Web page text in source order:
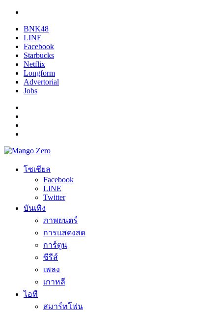
BNK48
LINE
Facebook
Starbucks
Netflix
Longform
Advertorial
Jobs
โซเชียล
Facebook
LINE
Twitter
บันเทิง
ภาพยนตร์
การแสดงสด
การ์ตูน
ซีรีส์
เพลง
เกาหลี
ไอที
สมาร์ทโฟน